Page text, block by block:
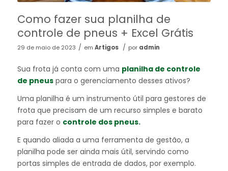
Como fazer sua planilha de
controle de pneus + Excel Grátis
29 de maio de 2023 / em Artigos / por admin
Sua frota já conta com uma planilha de controle
de pneuspara o gerenciamento desses ativos?
Uma planilha é um instrumento útil para gestores de
frota que precisam de um recurso simples e barato
para fazer o controle dos pneus.
E quando aliada a uma ferramenta de gestão, a
planilha pode ser ainda mais útil, servindo como
portas simples de entrada de dados, por exemplo.